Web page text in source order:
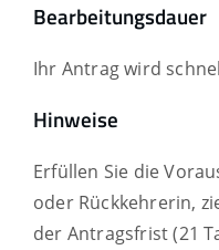
Bearbeitungsdauer
Ihr Antrag wird
Hinweise
Erfüllen Sie die
oder Rückkehrerin,
der Antragsfrist (21